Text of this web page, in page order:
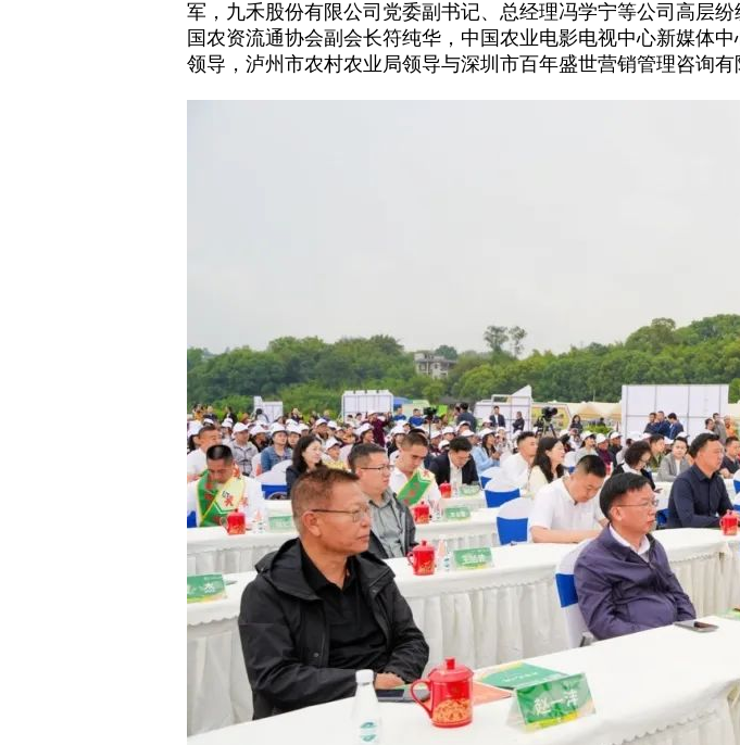
军，九禾股份有限公司党委副书记、总经理冯学宁等公司高层
国农资流通协会副会长符纯华，中国农业电影电视中心新媒体
领导，泸州市农村农业局领导与深圳市百年盛世营销管理咨询有